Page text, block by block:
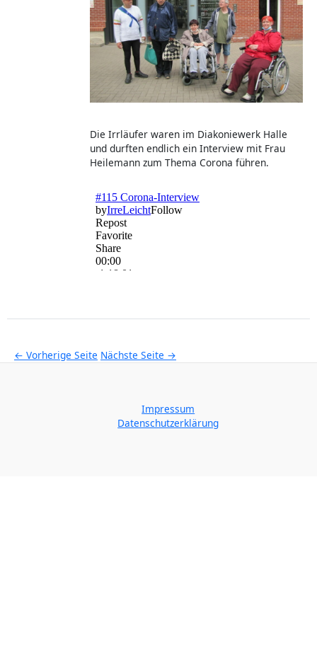
Die Irrläufer waren im Diakoniewerk Halle
und durften endlich ein Interview mit Frau
Heilemann zum Thema Corona führen.
← Vorherige Seite Nächste Seite →
Impressum
Datenschutzerklärung